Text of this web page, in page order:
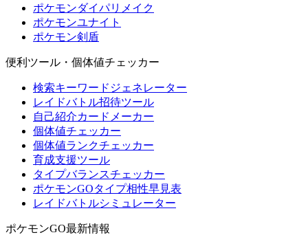
ポケモンダイパリメイク
ポケモンユナイト
ポケモン剣盾
便利ツール・個体値チェッカー
検索キーワードジェネレーター
レイドバトル招待ツール
自己紹介カードメーカー
個体値チェッカー
個体値ランクチェッカー
育成支援ツール
タイプバランスチェッカー
ポケモンGOタイプ相性早見表
レイドバトルシミュレーター
ポケモンGO最新情報